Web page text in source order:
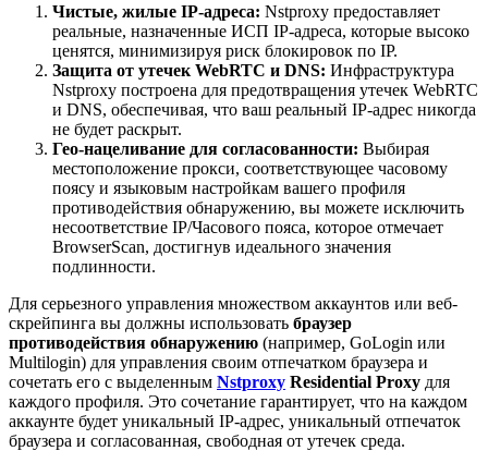
Чистые, жилые IP-адреса: Nstproxy предоставляет
реальные, назначенные ИСП IP-адреса, которые высоко
ценятся, минимизируя риск блокировок по IP.
Защита от утечек WebRTC и DNS: Инфраструктура
Nstproxy построена для предотвращения утечек WebRTC
и DNS, обеспечивая, что ваш реальный IP-адрес никогда
не будет раскрыт.
Гео-нацеливание для согласованности: Выбирая
местоположение прокси, соответствующее часовому
поясу и языковым настройкам вашего профиля
противодействия обнаружению, вы можете исключить
несоответствие IP/Часового пояса, которое отмечает
BrowserScan, достигнув идеального значения
подлинности.
Для серьезного управления множеством аккаунтов или веб-
скрейпинга вы должны использовать браузер
противодействия обнаружению (например, GoLogin или
Multilogin) для управления своим отпечатком браузера и
сочетать его с выделенным Nstproxy Residential Proxy для
каждого профиля. Это сочетание гарантирует, что на каждом
аккаунте будет уникальный IP-адрес, уникальный отпечаток
браузера и согласованная, свободная от утечек среда.